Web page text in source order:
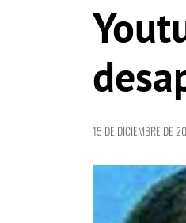
15 DE DICIEMBRE DE